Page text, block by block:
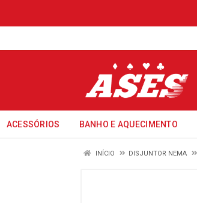
ACESSÓRIOS BANHO E AQUECIMENTO
INÍCIO DISJUNTOR NEMA